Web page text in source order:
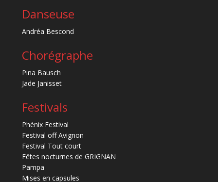
Danseuse
Andréa Bescond
Chorégraphe
Pina Bausch
Jade Janisset
Festivals
Phénix Festival
Festival off Avignon
Festival Tout court
Fêtes nocturnes de GRIGNAN
Pampa
Mises en capsules